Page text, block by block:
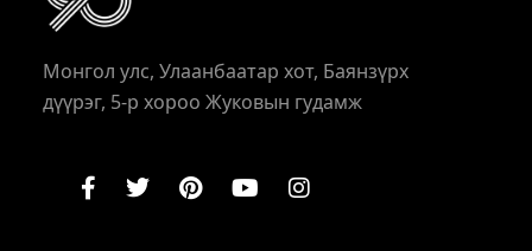
Монгол улс, Улаанбаатар хот, Баянзүрх
дүүрэг, 5-р хороо Жуковын гудамж